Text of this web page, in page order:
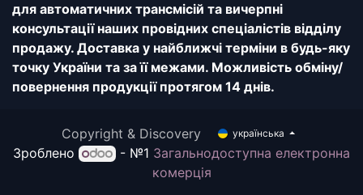
для автоматичних трансмісій та вичерпні
консультації наших провідних спеціалістів відділу
продажу. Доставка у найближчі терміни в будь-яку
точку України та за її межами. Можливість обміну/
повернення продукції протягом 14 днів.
Copyright & Discovery українська
Зроблено - №1 Загальнодоступна електронна
комерція